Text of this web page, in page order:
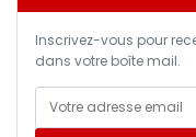
Inscrivez-vous pour
dans votre boîte mail.